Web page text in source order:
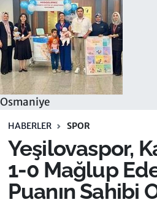
Osmaniye
HABERLER SPOR
Yeşilovaspor,
1-0 Mağlup
Puanın Sahibi
Süper Lig Puan Durumu
Tüm Manşetler
Son Dakika Haberleri